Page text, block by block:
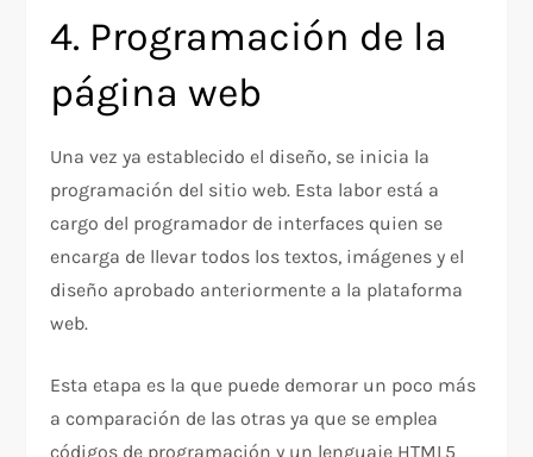
4. Programación de la
página web
Una vez ya establecido el diseño, se inicia la
programación del sitio web. Esta labor está a
cargo del programador de interfaces quien se
encarga de llevar todos los textos, imágenes y el
diseño aprobado anteriormente a la plataforma
web.
Esta etapa es la que puede demorar un poco más
a comparación de las otras ya que se emplea
códigos de programación y un lenguaje HTML5